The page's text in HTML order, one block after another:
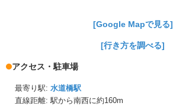
[Google Mapで見る]
[行き方を調べる]
アクセス・駐車場
最寄り駅: 水道橋駅
直線距離: 駅から南西に約160m